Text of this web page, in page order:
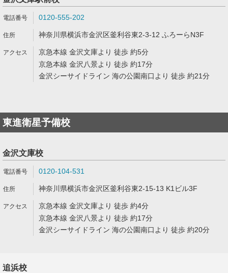
0120-555-202
神奈川県横浜市金沢区釜利谷東2-3-12 ふろーらN3F
京急本線 金沢文庫より 徒歩 約5分
京急本線 金沢八景より 徒歩 約17分
金沢シーサイドライン 海の公園南口より 徒歩 約21分
東進衛星予備校
金沢文庫校
0120-104-531
神奈川県横浜市金沢区釜利谷東2-15-13 K1ビル3F
京急本線 金沢文庫より 徒歩 約4分
京急本線 金沢八景より 徒歩 約17分
金沢シーサイドライン 海の公園南口より 徒歩 約20分
追浜校